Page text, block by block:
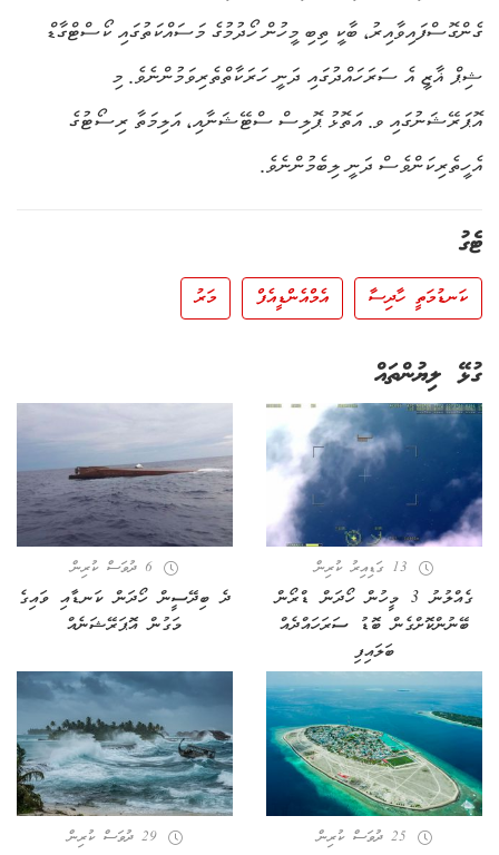
ގެންގޮސްފައިވާއިރު، ބާކީ ތިބި މީހުން ހޯދުމުގެ މަސައްކަތުގައި ކޯސްޓްގާޑް
ޝިޕް ޣާޒީ އެ ސަރަހައްދުގައި ދަނީ ހަރަކާތްތެރިވަމުންނެވެ. މި
އޮޕަރޭޝަނުގައި ވ. އަތޮޅު ޕޮލިސް ސްޓޭޝަނާއި، އަލިމަތާ ރިސޯޓުގެ
އެހީތެރިކަންވެސް ދަނީ ލިބެމުންނެވެ.
ޓެގު
ކަނޑުމަތީ ހާދިސާ އެމްއެންޑީއެފް މަރު
ގުޅޭ ލިޔުންތައް
13 ގަޑިއިރު ކުރިން
ގެއްލުނު 3 މީހުން ހޯދަން ޑްރޯން
ބޭނުންކޮށްގެން ބޮޑު ސަރަހައްދެއް
ބަލައިފި
6 ދުވަސް ކުރިން
ދެ ބިދޭސީން ހޯދަން ކަނޑާއި ވައިގެ
މަގުން އޮޕަރޭޝަނެއް
25 ދުވަސް ކުރިން 29 ދުވަސް ކުރިން